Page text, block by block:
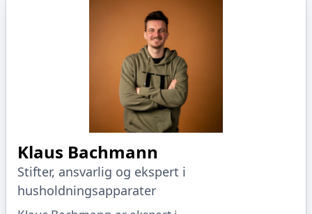
Klaus Bachmann
Stifter, ansvarlig og ekspert i
husholdningsapparater